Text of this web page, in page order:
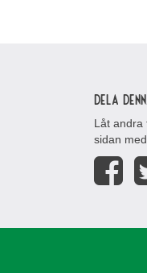
Dela
Låt andra
sidan